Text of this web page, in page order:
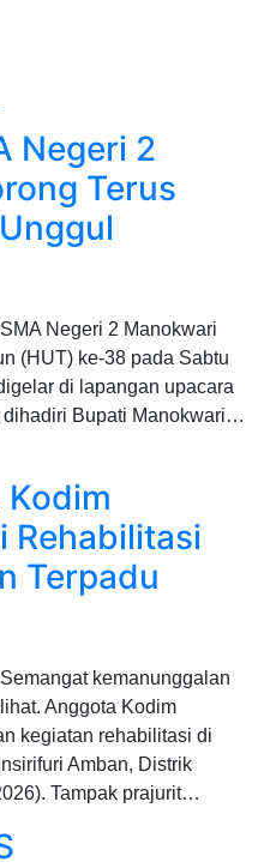
Negeri 2
Terus
Negeri 2 Manokwari
(HUT) ke-38 pada Sabtu
di lapangan upacara
dihadiri Bupati Manokwari…
Kodim
Rehabilitasi
Terpadu
kemanunggalan
Anggota Kodim
kegiatan rehabilitasi di
Amban, Distrik
Tampak prajurit…